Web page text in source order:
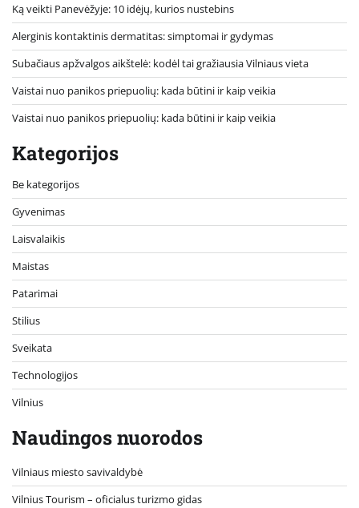
Ką veikti Panevėžyje: 10 idėjų, kurios nustebins
Alerginis kontaktinis dermatitas: simptomai ir gydymas
Subačiaus apžvalgos aikštelė: kodėl tai gražiausia Vilniaus vieta
Vaistai nuo panikos priepuolių: kada būtini ir kaip veikia
Vaistai nuo panikos priepuolių: kada būtini ir kaip veikia
Kategorijos
Be kategorijos
Gyvenimas
Laisvalaikis
Maistas
Patarimai
Stilius
Sveikata
Technologijos
Vilnius
Naudingos nuorodos
Vilniaus miesto savivaldybė
Vilnius Tourism – oficialus turizmo gidas